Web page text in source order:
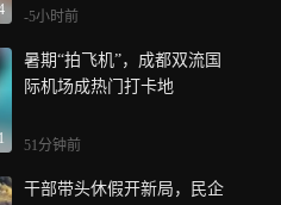
“款到发货”对等原则，避免
谨防货物被骗走
-5小时前
暑期“拍飞机”，成都双流国
际机场成热门打卡地
51分钟前
干部带头休假开新局，民企